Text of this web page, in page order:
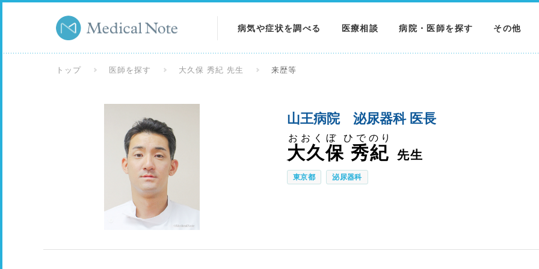
病気や症状を調べる
検査を調べる
医療相談 病院・医師を探す その他
トップ 医師を探す 大久保 秀紀 先生 来歴等
山王病院 泌尿器科 医長
大久保 秀紀
おおくぼ ひでのり
先生
東京都 泌尿器科